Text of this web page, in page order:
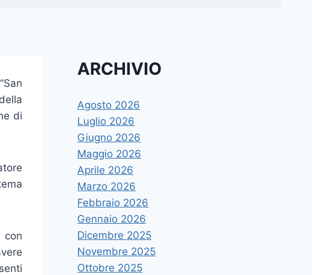
di
con
ARCHIVIO
Agosto 2026
Luglio 2026
Giugno 2026
Maggio 2026
Aprile 2026
Marzo 2026
Febbraio 2026
Gennaio 2026
Dicembre 2025
Novembre 2025
Ottobre 2025